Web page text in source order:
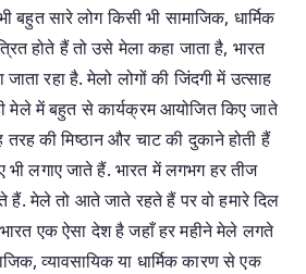
बहुत सारे लोग किसी भी सामाजिक, धार्मिक
होते हैं तो उसे मेला कहा जाता है, भारत
रहा है. मेलो लोगों की जिंदगी में उत्साह
मेले में बहुत से कार्यक्रम आयोजित किए जाते
की मिष्ठान और चाट की दुकाने होती हैं
लगाए जाते हैं. भारत में लगभग हर तीज
हैं. मेले तो आते जाते रहते हैं पर वो हमारे दिल
एक ऐसा देश है जहाँ हर महीने मेले लगते
व्यावसायिक या धार्मिक कारण से एक